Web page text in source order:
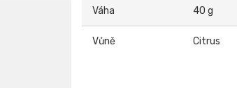
Váha 40 g
Vůně Citrus